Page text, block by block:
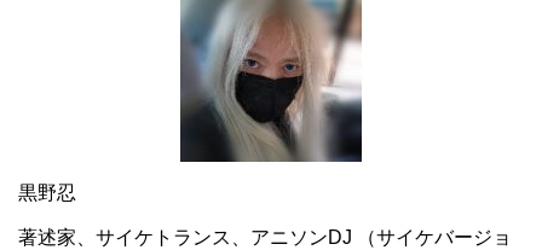
黒野忍
著述家、サイケトランス、アニソンDJ （サイケバージョ